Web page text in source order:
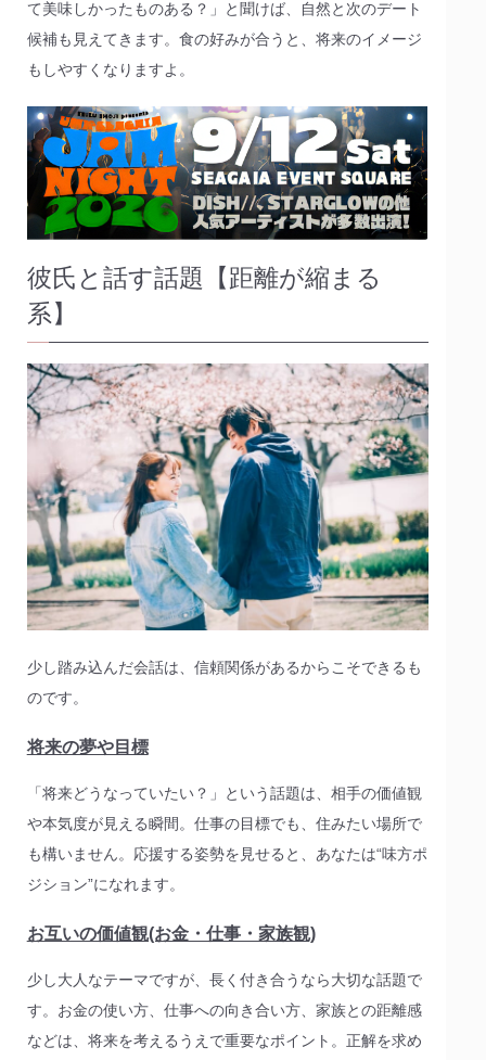
て美味しかったものある？」と聞けば、自然と次のデート
候補も見えてきます。食の好みが合うと、将来のイメージ
もしやすくなりますよ。
彼氏と話す話題【距離が縮まる
系】
少し踏み込んだ会話は、信頼関係があるからこそできるも
のです。
将来の夢や目標
「将来どうなっていたい？」という話題は、相手の価値観
や本気度が見える瞬間。仕事の目標でも、住みたい場所で
も構いません。応援する姿勢を見せると、あなたは“味方ポ
ジション”になれます。
お互いの価値観(お金・仕事・家族観)
少し大人なテーマですが、長く付き合うなら大切な話題で
す。お金の使い方、仕事への向き合い方、家族との距離感
などは、将来を考えるうえで重要なポイント。正解を求め